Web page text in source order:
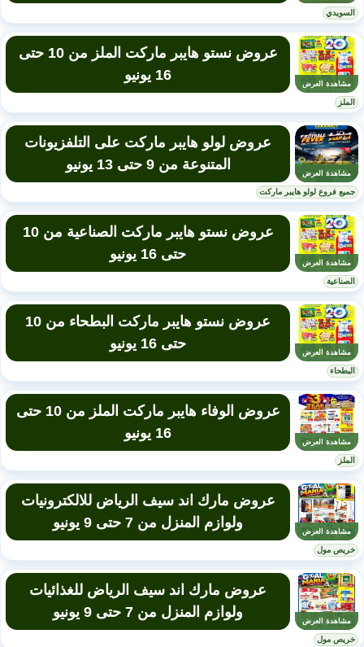
السويدي
مشاهدة العرض
عروض نستو هايبر ماركت الملز من 10 حتى
16 يونيو
الملز
مشاهدة العرض
عروض لولو هايبر ماركت على التلفزيونات
المتنوعة من 9 حتى 13 يونيو
جميع فروع لولو هايبر ماركت
مشاهدة العرض
عروض نستو هايبر ماركت الصناعية من 10
حتى 16 يونيو
الصناعية
مشاهدة العرض
عروض نستو هايبر ماركت البطحاء من 10
حتى 16 يونيو
البطحاء
مشاهدة العرض
عروض الوفاء هايبر ماركت الملز من 10 حتى
16 يونيو
الملز
مشاهدة العرض
عروض مارك اند سيف الرياض للالكترونيات
ولوازم المنزل من 7 حتى 9 يونيو
خريص مول
مشاهدة العرض
عروض مارك اند سيف الرياض للغذائيات
ولوازم المنزل من 7 حتى 9 يونيو
خريص مول